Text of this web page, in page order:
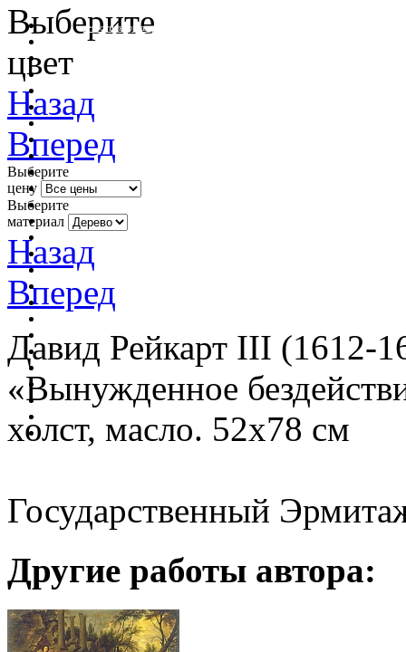
очистить фильтр цвета
Выберите
цвет
Назад
Вперед
Выберите
цену
Выберите
материал
Назад
Вперед
Давид Рейкарт III (1612-
«Вынужденное
холст, масло. 52х78 см
Государственный
Другие работы автора: